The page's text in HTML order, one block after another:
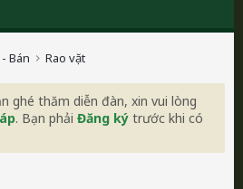
Bán Rao vặt
ghé thăm diễn đàn, xin vui lòng
. Bạn phải Đăng ký trước khi có